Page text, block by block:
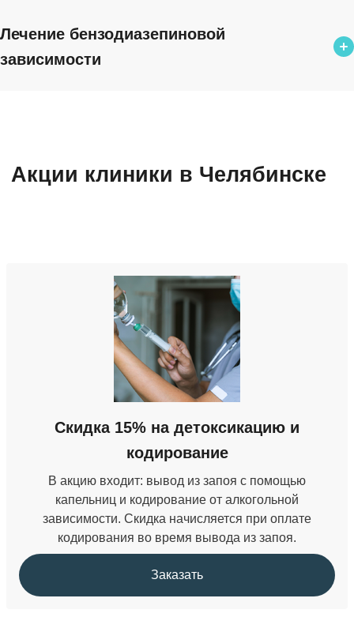
Лечение бензодиазепиновой
зависимости
Снятие ломки
от 1 600 ₽
36 000 ₽
Кодирование от наркомании
от 22 000 ₽
Акции клиники в Челябинске
Скидка 15% на детоксикацию и
кодирование
В акцию входит: вывод из запоя с помощью
капельниц и кодирование от алкогольной
зависимости. Скидка начисляется при оплате
кодирования во время вывода из запоя.
Заказать